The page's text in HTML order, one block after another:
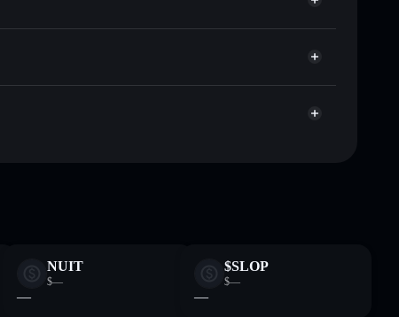
Durchschnittskosteneffekt in ZAILGO einsteigen
zu verknüpfen, mithilfe des in Solflare integrierten
Wallet Solflare
Solflare-
NUIT
$—
—
$SLOP
$—
—